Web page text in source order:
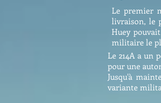
Le premier
livraison, le
Huey
militaire le
Le 214A a un
pour une
Jusqu'à
variante